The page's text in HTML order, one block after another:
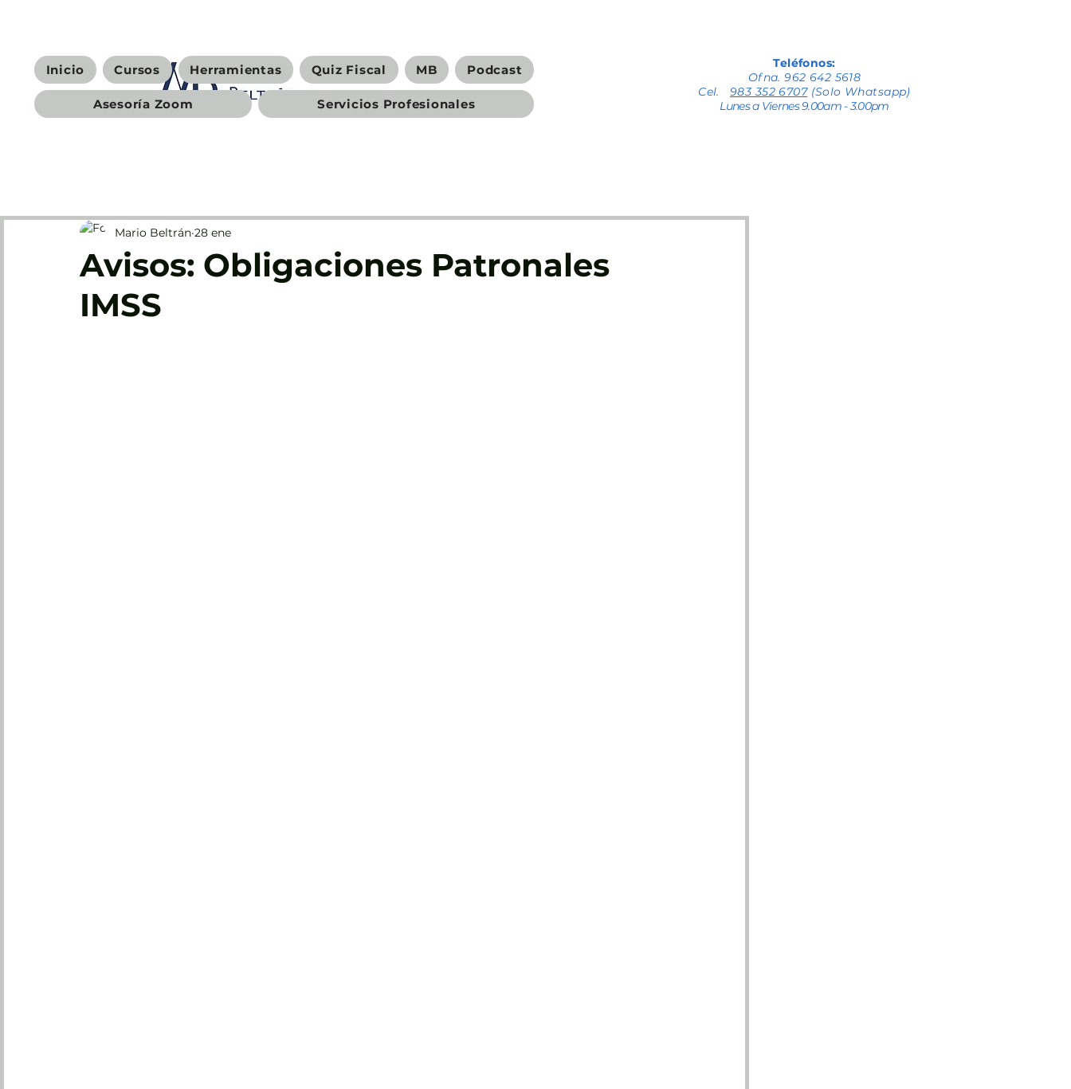
Inicio Cursos Herramientas Quiz Fiscal MB Podcast
Asesoría Zoom Servicios Profesionales
Teléfonos:
Ofna. 962 642 5618
Cel.983 352 6707(Solo Whatsapp)
Lunes a Viernes 9.00am - 3.00pm
Avisos: Obligaciones Patronales
IMSS
Mario Beltrán 28 ene